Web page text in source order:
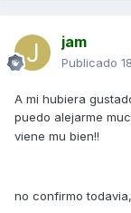
jam
Publicado
A mi hubiera
puedo alejarme
viene mu bien!!
no confirmo